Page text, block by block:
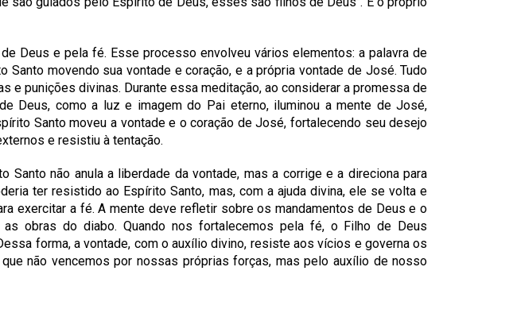
Deus e pela fé. Esse processo envolveu vários elementos: a palavra de
movendo sua vontade e coração, e a própria vontade de José. Tudo
e punições divinas. Durante essa meditação, ao considerar a promessa de
Deus, como a luz e imagem do Pai eterno, iluminou a mente de José,
Santo moveu a vontade e o coração de José, fortalecendo seu desejo
e resistiu à tentação.
não anula a liberdade da vontade, mas a corrige e a direciona para
ter resistido ao Espírito Santo, mas, com a ajuda divina, ele se volta e
exercitar a fé. A mente deve refletir sobre os mandamentos de Deus e o
obras do diabo. Quando nos fortalecemos pela fé, o Filho de Deus
forma, a vontade, com o auxílio divino, resiste aos vícios e governa os
não vencemos por nossas próprias forças, mas pelo auxílio de nosso